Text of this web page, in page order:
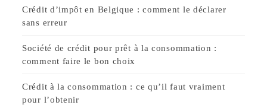
Crédit d’impôt en Belgique : comment le déclarer
sans erreur
Société de crédit pour prêt à la consommation :
comment faire le bon choix
Crédit à la consommation : ce qu’il faut vraiment
pour l’obtenir